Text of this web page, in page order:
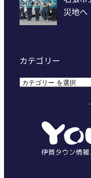
カテゴリー
カ